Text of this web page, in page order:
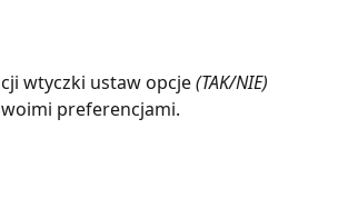
wtyczki ustaw opcje (TAK/NIE)
preferencjami.